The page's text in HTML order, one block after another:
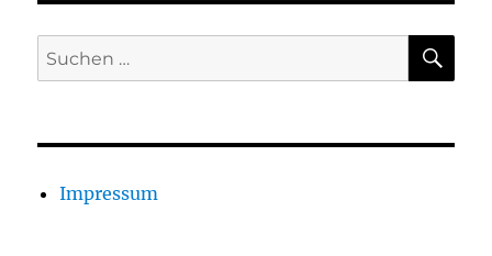
Suchen
nach:
Impressum